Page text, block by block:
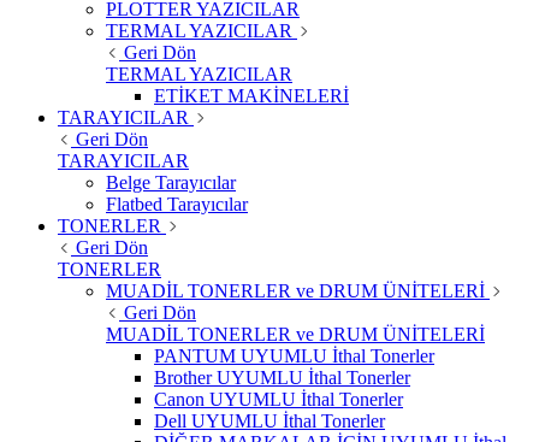
PLOTTER YAZICILAR
TERMAL YAZICILAR
Geri Dön
TERMAL YAZICILAR
ETİKET MAKİNELERİ
TARAYICILAR
Geri Dön
TARAYICILAR
Belge Tarayıcılar
Flatbed Tarayıcılar
TONERLER
Geri Dön
TONERLER
MUADİL TONERLER ve DRUM ÜNİTELERİ
Geri Dön
MUADİL TONERLER ve DRUM ÜNİTELERİ
PANTUM UYUMLU İthal Tonerler
Brother UYUMLU İthal Tonerler
Canon UYUMLU İthal Tonerler
Dell UYUMLU İthal Tonerler